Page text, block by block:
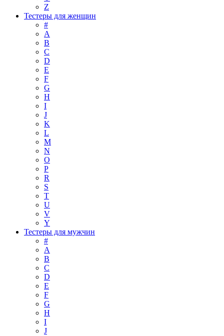
Z
Тестеры для женщин
#
A
B
C
D
E
F
G
H
I
J
K
L
M
N
O
P
R
S
T
U
V
Y
Тестеры для мужчин
#
A
B
C
D
E
F
G
H
I
J